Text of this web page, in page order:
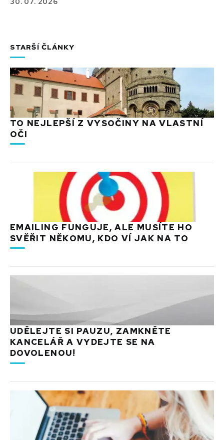
STARŠÍ ČLÁNKY
TO NEJLEPŠÍ Z VYSOČINY NA VLASTNÍ
OČI
EMAILING FUNGUJE, ALE MUSÍTE HO
SVĚŘIT NĚKOMU, KDO VÍ JAK NA TO
UDĚLEJTE SI PAUZU, ZAMKNĚTE
KANCELÁŘ A VYDEJTE SE NA
DOVOLENOU!